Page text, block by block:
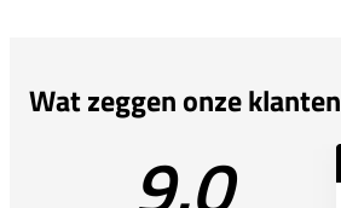
Wat zeggen onze klanten